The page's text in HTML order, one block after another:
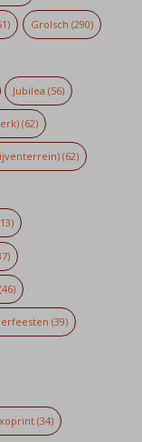
Grolsch (290)
Jubilea (56)
(62)
(62)
(46)
(39)
(34)